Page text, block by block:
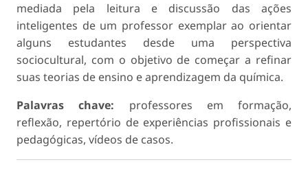
mediada pela leitura e discussão das ações
inteligentes de um professor exemplar ao orientar
alguns estudantes desde uma perspectiva
sociocultural, com o objetivo de começar a refinar
suas teorias de ensino e aprendizagem da química.
Palavras chave: professores em formação,
reflexão, repertório de experiências profissionais e
pedagógicas, vídeos de casos.